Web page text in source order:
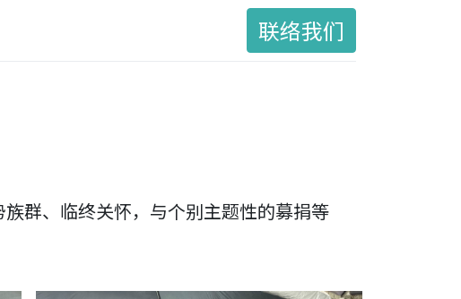
联络我们
群、临终关怀，与个别主题性的募捐等